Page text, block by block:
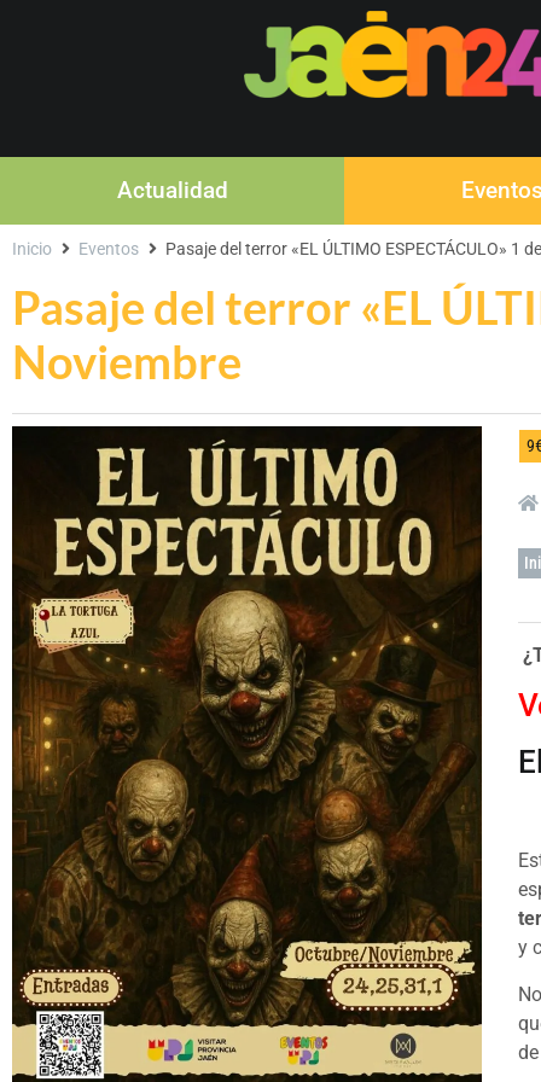
Actualidad
Pasaje del terror «EL
Noviembre
Inicio Eventos Pasaje del terror «EL ÚLTIMO ESPECTÁCULO» 1
y